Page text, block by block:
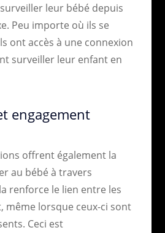
leur bébé depuis
Peu importe où ils se
ont accès à une connexion
surveiller leur enfant en
engagement
offrent également la
au bébé à travers
renforce le lien entre les
même lorsque ceux-ci sont
Ceci est